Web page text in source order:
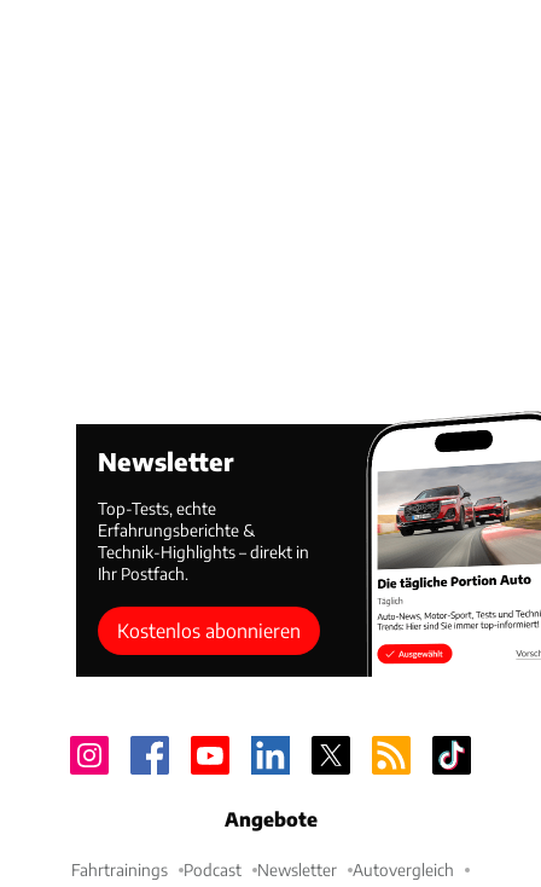
Newsletter
Top-Tests, echte
Erfahrungsberichte &
Technik-Highlights – direkt in
Ihr Postfach.
Kostenlos abonnieren
Angebote
Fahrtrainings Podcast Newsletter Autovergleich